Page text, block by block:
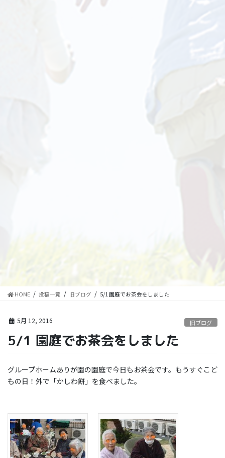
HOME 投稿一覧 旧ブログ 5/1 園庭でお茶会をしました
5月 12, 2016 旧ブログ
5/1 園庭でお茶会をしました
グループホームありが園の園庭で今日もお茶会です。もうすぐこど
もの日！外で「かしわ餅」を食べました。